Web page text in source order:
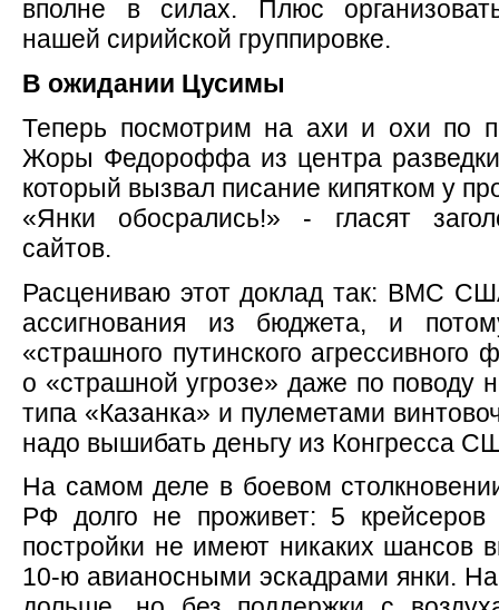
вполне в силах. Плюс
нашей сирийской группировке.
В ожидании Цусимы
Теперь посмотрим на ахи и охи по
Жоры Федороффа из центра
который вызвал писание кипятком у
«Янки обосрались!» - гласят
сайтов.
Расцениваю этот доклад так: ВМС
ассигнования из бюджета, и
«страшного путинского агрессивного
о «страшной угрозе» даже по поводу
типа «Казанка» и пулеметами
надо вышибать деньгу из Конгресса
На самом деле в боевом
РФ долго не проживет: 5
постройки не имеют никаких шансов
10-ю авианосными эскадрами янки.